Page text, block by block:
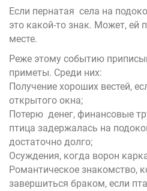
Если пернатая села на
это какой-то знак. Может, ей
месте.
Реже этому событию
приметы. Среди них:
Получение хороших вестей,
открытого окна;
Потерю денег, финансовые
птица задержалась на
достаточно долго;
Осуждения, когда ворон
Романтическое знакомство,
завершиться браком, если